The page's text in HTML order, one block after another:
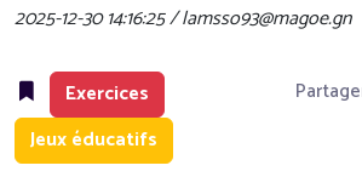
2025-12-30 14:16:25 / lamsso93@magoe.gn
Exercices
Jeux éducatifs